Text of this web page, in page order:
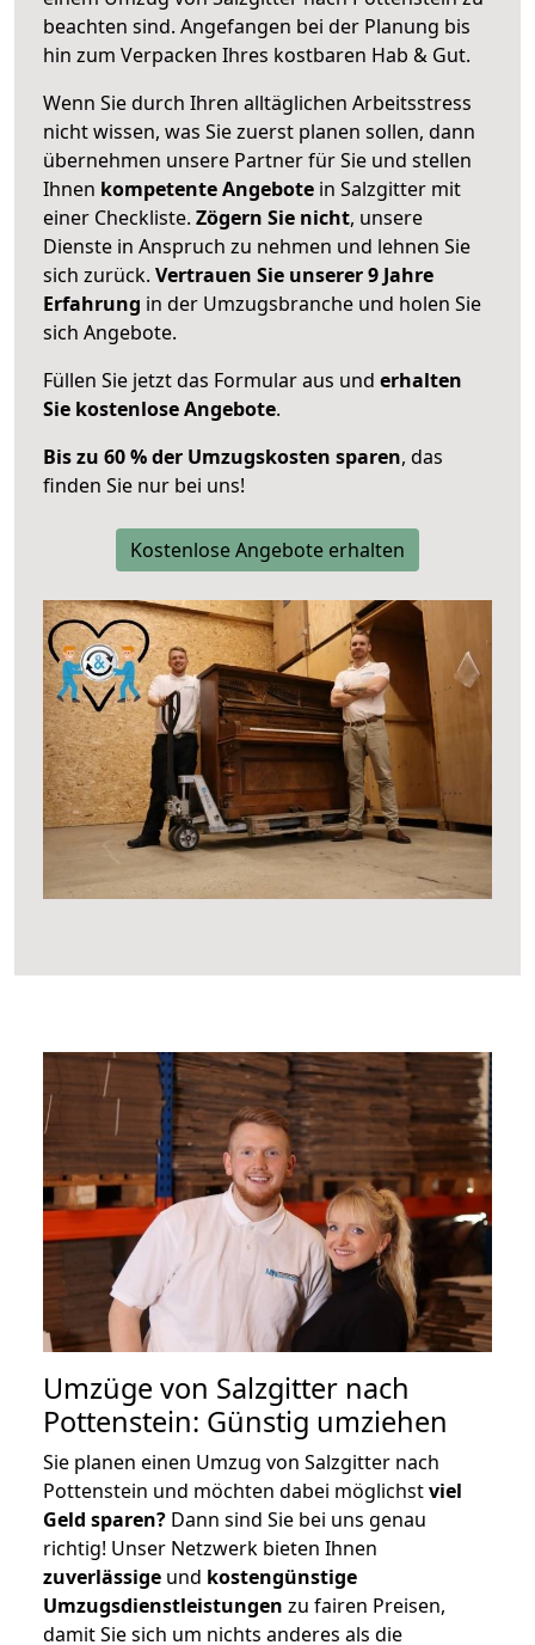
beachten sind. Angefangen bei der Planung bis
hin zum Verpacken Ihres kostbaren Hab & Gut.
Wenn Sie durch Ihren alltäglichen Arbeitsstress
nicht wissen, was Sie zuerst planen sollen, dann
übernehmen unsere Partner für Sie und stellen
Ihnen kompetente Angebote in Salzgitter mit
einer Checkliste. Zögern Sie nicht, unsere
Dienste in Anspruch zu nehmen und lehnen Sie
sich zurück. Vertrauen Sie unserer 9 Jahre
Erfahrung in der Umzugsbranche und holen Sie
sich Angebote.
Füllen Sie jetzt das Formular aus und erhalten
Sie kostenlose Angebote.
Bis zu 60 % der Umzugskosten sparen, das
finden Sie nur bei uns!
Kostenlose Angebote erhalten
Umzüge von Salzgitter nach
Pottenstein: Günstig umziehen
Sie planen einen Umzug von Salzgitter nach
Pottenstein und möchten dabei möglichstviel
Geld sparen? Dann sind Sie bei uns genau
richtig! Unser Netzwerk bieten Ihnen
zuverlässige und kostengünstige
Umzugsdienstleistungen zu fairen Preisen,
damit Sie sich um nichts anderes als die